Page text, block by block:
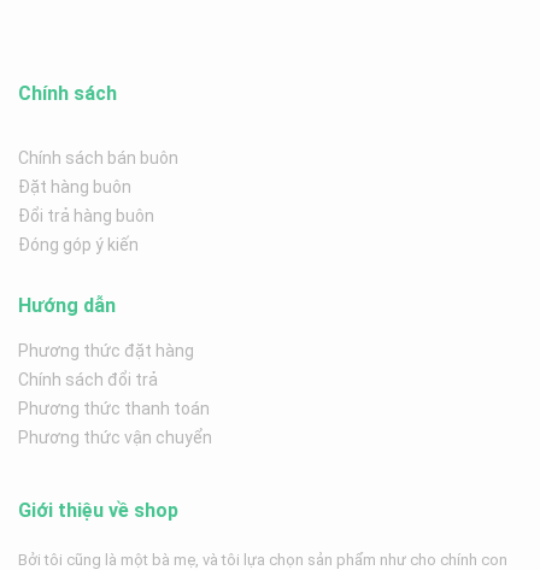
Chính sách
Chính sách bán buôn
Đặt hàng buôn
Đổi trả hàng buôn
Đóng góp ý kiến
Hướng dẫn
Phương thức đặt hàng
Chính sách đổi trả
Phương thức thanh toán
Phương thức vận chuyển
Giới thiệu về shop
Bởi tôi cũng là một bà mẹ, và tôi lựa chọn sản phẩm như cho chính con